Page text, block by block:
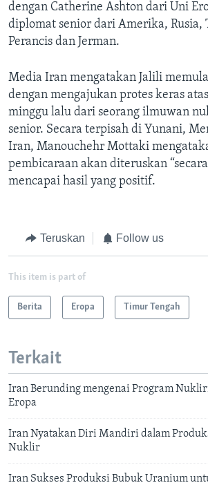
dengan Catherine Ashton dari Uni
diplomat senior dari Amerika, Rusia,
Perancis dan Jerman.
Media Iran mengatakan Jalili
dengan mengajukan protes keras
minggu lalu dari seorang ilmuwan
senior. Secara terpisah di Yunani,
Iran, Manouchehr Mottaki
pembicaraan akan diteruskan
mencapai hasil yang positif.
Teruskan Follow us
This item is part of
Berita Eropa Timur Tengah
Terkait
Iran Berunding mengenai Program
Eropa
Iran Nyatakan Diri Mandiri dalam
Nuklir
Iran Sukses Produksi Bubuk Uranium